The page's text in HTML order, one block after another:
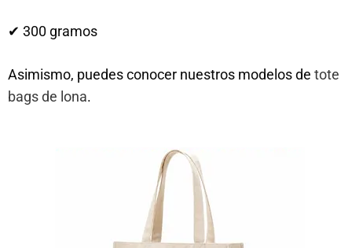
✔ 300 gramos
Asimismo, puedes conocer nuestros modelos de tote
bags de lona.